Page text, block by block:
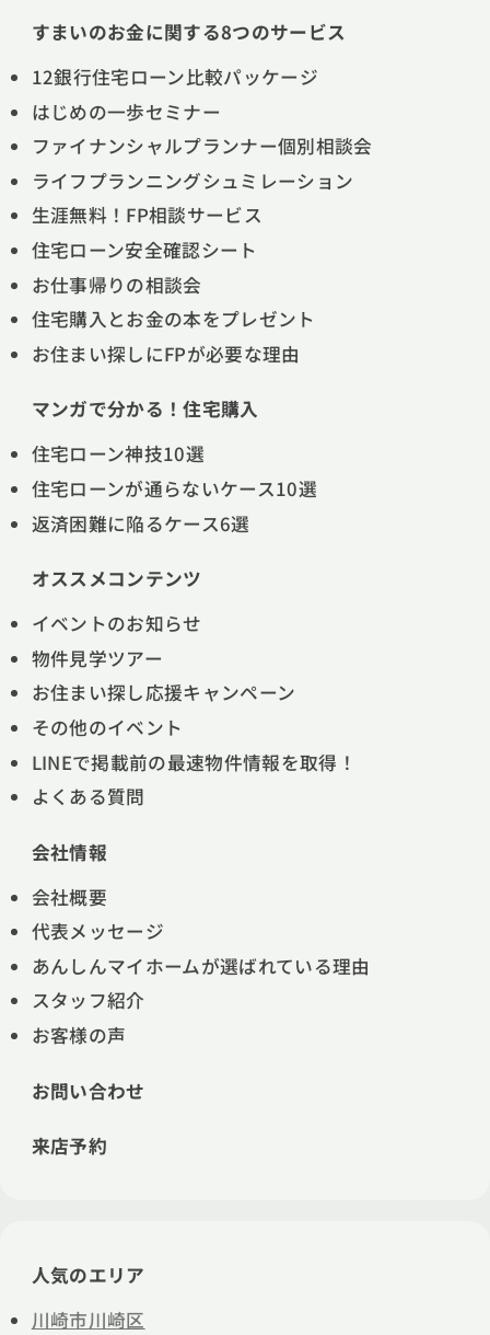
すまいのお金に関する8つのサービス
12銀行住宅ローン比較パッケージ
はじめの一歩セミナー
ファイナンシャルプランナー個別相談会
ライフプランニングシュミレーション
生涯無料！FP相談サービス
住宅ローン安全確認シート
お仕事帰りの相談会
住宅購入とお金の本をプレゼント
お住まい探しにFPが必要な理由
マンガで分かる！住宅購入
住宅ローン神技10選
住宅ローンが通らないケース10選
返済困難に陥るケース6選
オススメコンテンツ
イベントのお知らせ
物件見学ツアー
お住まい探し応援キャンペーン
その他のイベント
LINEで掲載前の最速物件情報を取得！
よくある質問
会社情報
会社概要
代表メッセージ
あんしんマイホームが選ばれている理由
スタッフ紹介
お客様の声
お問い合わせ
来店予約
人気のエリア
川崎市川崎区